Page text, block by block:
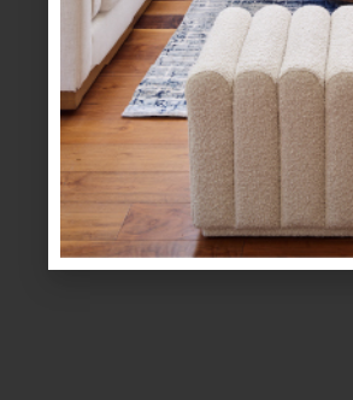
Diseño sustentable:
profesionales han
tomando en cuenta. Así,
proyectos incluyan